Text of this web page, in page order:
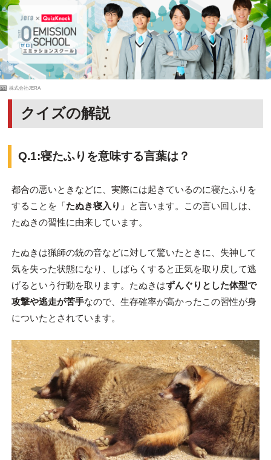
PR 株式会社JERA
クイズの解説
Q.1:寝たふりを意味する言葉は？
都合の悪いときなどに、実際には起きているのに寝たふりを
することを「たぬき寝入り 」と言います。この言い回しは、
たぬきの習性に由来しています。
たぬきは猟師の銃の音などに対して驚いたときに、失神して
気を失った状態になり、しばらくすると正気を取り戻して逃
げるという行動を取ります。たぬきはずんぐりとした体型で
攻撃や逃走が苦手なので、生存確率が高かったこの習性が身
についたとされています。